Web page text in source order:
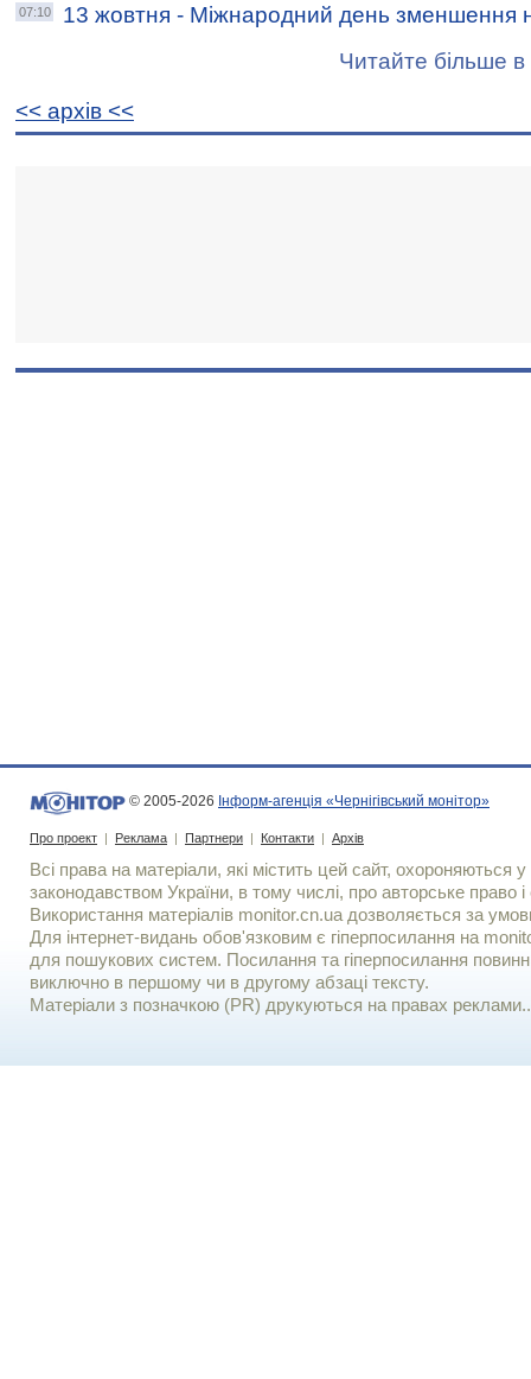
07:10
13 жовтня - Міжнародний день зменшення
Читайте більше в
<< архiв <<
© 2005-2026 Інформ-агенція «Чернігівський монітор»
Про проект | Реклама | Партнери | Контакти | Архів
Всі права на матеріали, які містить цей сайт, охороняються у
законодавством України, в тому числі, про авторське право і
Використання матерiалiв monitor.cn.ua дозволяється за
Для iнтернет-видань обов'язковим є гiперпосилання на
для пошукових систем. Посилання та гіперпосилання
виключно в першому чи в другому абзаці тексту.
Матеріали з позначкою (PR) друкуються на правах реклами..